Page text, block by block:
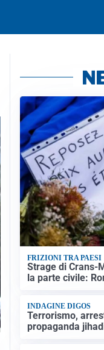
FRIZIONI TRA PAESI
Strage di Crans-
la parte civile:
INDAGINE DIGOS
Terrorismo,
propaganda